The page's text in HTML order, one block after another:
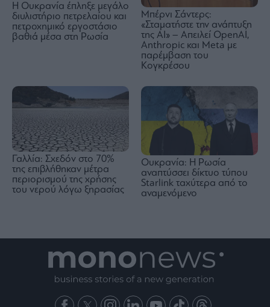
Η Ουκρανία έπληξε μεγάλο
διυλιστήριο πετρελαίου και
πετροχημικό εργοστάσιο
βαθιά μέσα στη Ρωσία
Μπέρνι Σάντερς:
«Σταματήστε την ανάπτυξη
της AI» – Απειλεί OpenAI,
Anthropic και Meta με
παρέμβαση του
Κογκρέσου
Γαλλία: Σχεδόν στο 70%
της επιβλήθηκαν μέτρα
περιορισμού της χρήσης
του νερού λόγω ξηρασίας
Ουκρανία: Η Ρωσία
αναπτύσσει δίκτυο τύπου
Starlink ταχύτερα από το
αναμενόμενο